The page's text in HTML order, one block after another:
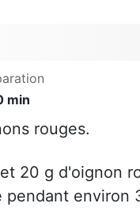
min
rouges.
20 g d'oignon
pendant